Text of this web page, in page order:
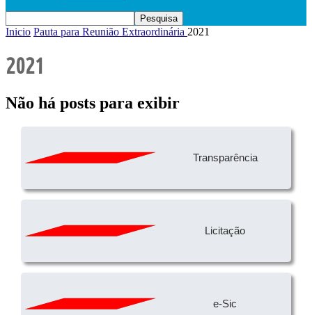
Inicio Pauta para Reunião Extraordinária 2021
2021
Não há posts para exibir
Transparência
Licitação
e-Sic